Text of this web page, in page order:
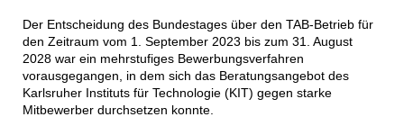
Der Entscheidung des Bundestages über den TAB-Betrieb für
den Zeitraum vom 1. September 2023 bis zum 31. August
2028 war ein mehrstufiges Bewerbungsverfahren
vorausgegangen, in dem sich das Beratungsangebot des
Karlsruher Instituts für Technologie (KIT) gegen starke
Mitbewerber durchsetzen konnte.